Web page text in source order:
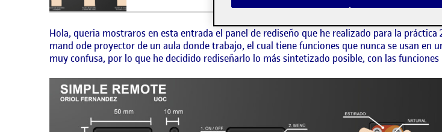
Hola, queria mostraros en esta entrada el panel de rediseño que he realizado para la
mand ode proyector de un aula donde trabajo, el cual tiene funciones que nunca se usan
muy confusa, por lo que he decidido rediseñarlo lo más sintetizado posible, con las